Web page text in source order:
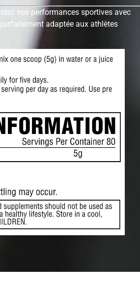
vos performances sportives avec
adaptée aux athlètes